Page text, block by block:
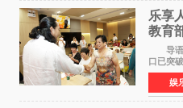
乐享
教育
师重
导语
口已突
的精神
公厅印
意见》
娱